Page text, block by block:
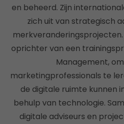
en beheerd. Zijn
zich uit van strategisch
oprichter van een
Management,
marketingprofessionals te
de digitale ruimte kunnen
behulp van technologie.
digitale adviseurs en